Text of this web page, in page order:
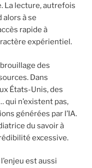
La lecture, autrefois
à se
rapide à
expérientiel.
des
Dans
États-Unis, des
n’existent pas,
générées par l’IA.
du savoir à
excessive.
est aussi